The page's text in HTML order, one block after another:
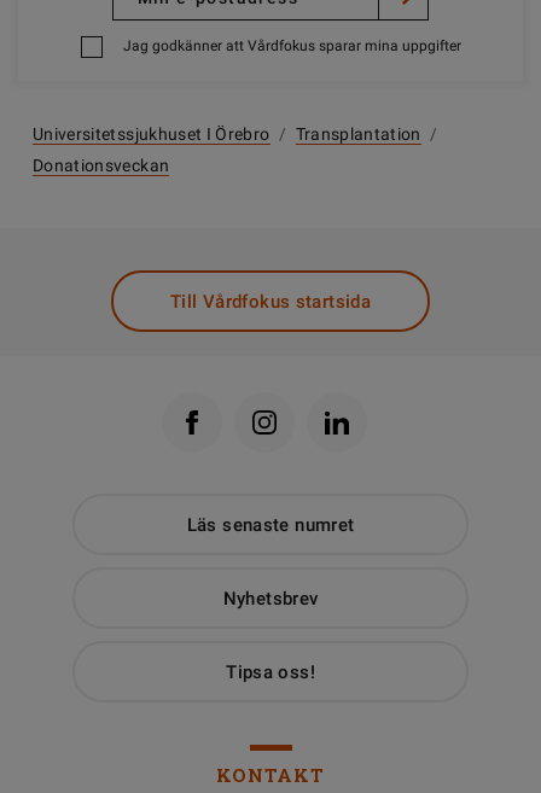
Jag godkänner att Vårdfokus sparar mina uppgifter
Universitetssjukhuset I Örebro / Transplantation
/
Donationsveckan
Till Vårdfokus startsida
Läs senaste numret
Nyhetsbrev
Tipsa oss!
KONTAKT